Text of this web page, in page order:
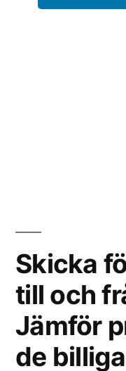
Skicka
till och
Jämför
de